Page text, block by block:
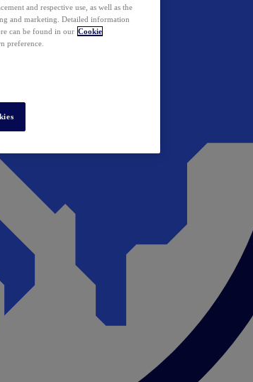
and respective use, as well as the
and marketing. Detailed information
can be found in our Cookie
preference.